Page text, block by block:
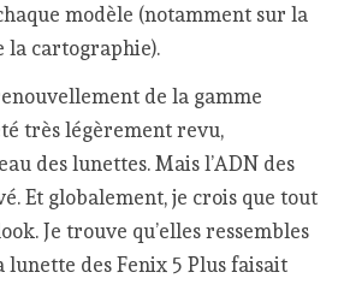
modèle (notamment sur la
la cartographie).
de la gamme
très légèrement revu,
des lunettes. Mais l’ADN des
Et globalement, je crois que tout
Je trouve qu’elles ressembles
lunette des Fenix 5 Plus faisait